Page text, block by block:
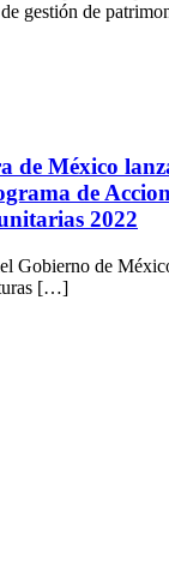
gestión de
de México
de
2022
Gobierno de
[…]